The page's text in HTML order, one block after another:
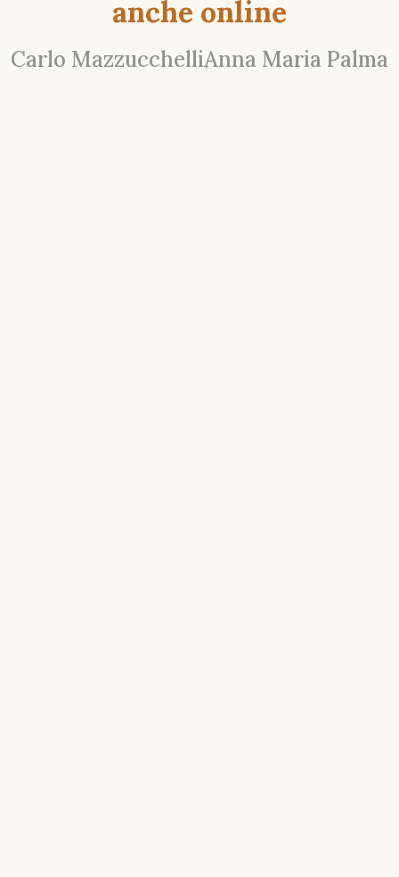
anche online
Carlo MazzucchelliAnna Maria Palma